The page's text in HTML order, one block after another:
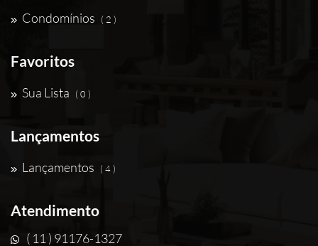
Condomínios ( 2 )
Favoritos
Sua Lista ( 0 )
Lançamentos
Lançamentos ( 4 )
Atendimento
( 11 ) 91176-1327